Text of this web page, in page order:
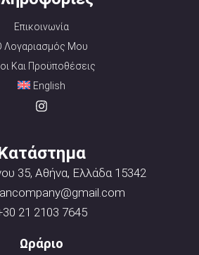
Επικοινωνία
Λογαριασμός Μου
Και Προϋποθέσεις
English
35, Αθήνα, Ελλάδα 15342
21 2103 7645
Ωράριο